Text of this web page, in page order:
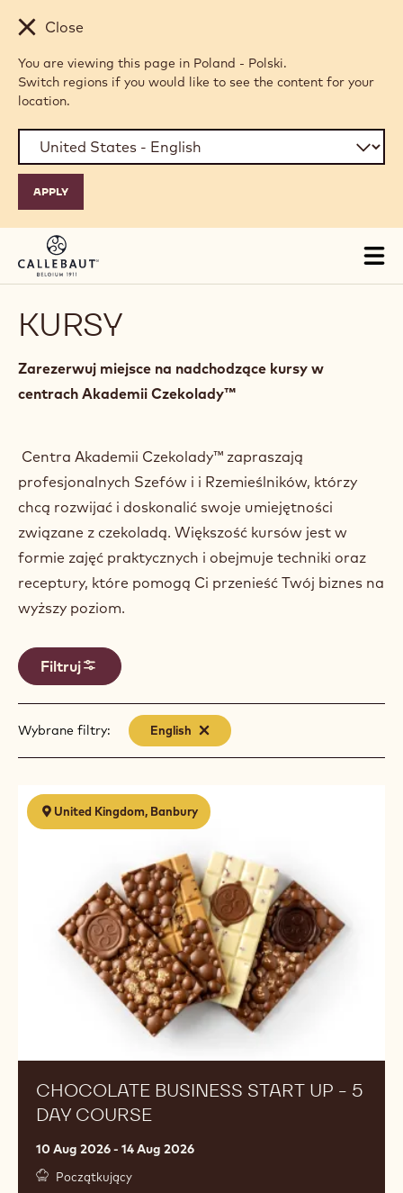
Skip to main content
Close
You are viewing this page in Poland - Polski.
Switch regions if you would like to see the content for your
location.
KURSY
Zarezerwuj miejsce na nadchodzące kursy w
centrach Akademii Czekolady™
Centra Akademii Czekolady™ zapraszają
profesjonalnych Szefów i i Rzemieślników, którzy
chcą rozwijać i doskonalić swoje umiejętności
związane z czekoladą. Większość kursów jest w
formie zajęć praktycznych i obejmuje techniki oraz
receptury, które pomogą Ci przenieść Twój biznes na
wyższy poziom.
Filtruj
Wybrane filtry: English
remove
Results
United Kingdom, Banbury
CHOCOLATE BUSINESS START UP - 5
DAY COURSE
10 Aug 2026 - 14 Aug 2026
Początkujący
Chocolate
Business
Course